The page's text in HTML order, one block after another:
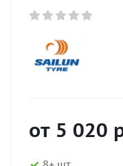
от 5 020